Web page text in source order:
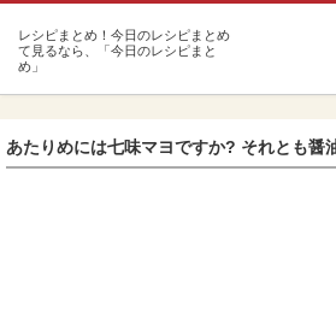
あたりめには七味マヨですか? それとも醤